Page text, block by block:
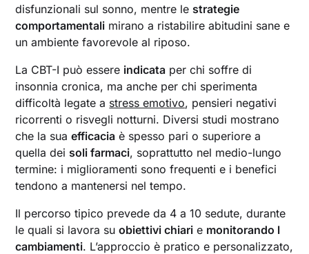
disfunzionali sul sonno, mentre le strategie
comportamentali mirano a ristabilire abitudini sane e
un ambiente favorevole al riposo.
La CBT-I può essere indicata per chi soffre di
insonnia cronica, ma anche per chi sperimenta
difficoltà legate a stress emotivo, pensieri negativi
ricorrenti o risvegli notturni. Diversi studi mostrano
che la suaefficacia è spesso pari o superiore a
quella dei soli farmaci, soprattutto nel medio-lungo
termine: i miglioramenti sono frequenti e i benefici
tendono a mantenersi nel tempo.
Il percorso tipico prevede da 4 a 10 sedute, durante
le quali si lavora suobiettivi chiari e monitorando l
cambiamenti. L’approccio è pratico e personalizzato,